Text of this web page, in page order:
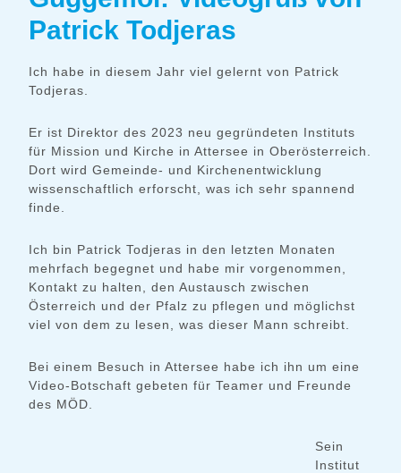
Patrick Todjeras
Ich habe in diesem Jahr viel gelernt von Patrick
Todjeras.
Er ist Direktor des 2023 neu gegründeten Instituts
für Mission und Kirche in Attersee in Oberösterreich.
Dort wird Gemeinde- und Kirchenentwicklung
wissenschaftlich erforscht, was ich sehr spannend
finde.
Ich bin Patrick Todjeras in den letzten Monaten
mehrfach begegnet und habe mir vorgenommen,
Kontakt zu halten, den Austausch zwischen
Österreich und der Pfalz zu pflegen und möglichst
viel von dem zu lesen, was dieser Mann schreibt.
Bei einem Besuch in Attersee habe ich ihn um eine
Video-Botschaft gebeten für Teamer und Freunde
des MÖD.
Sein
Institut